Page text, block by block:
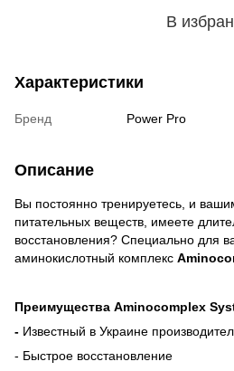
В
Характеристики
Бренд Power Pro
Описание
Вы постоянно тренируетесь, и
питательных веществ, имеете
восстановления? Специально для
аминокислотный комплекс
Преимущества Aminocomplex
- Известный в Украине
- Быстрое восстановление